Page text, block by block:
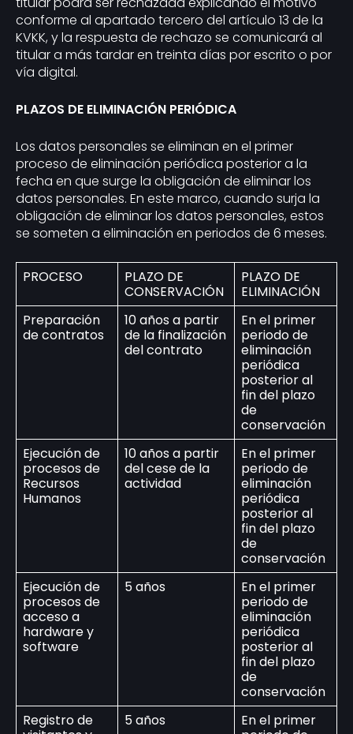
conforme al apartado tercero del artículo 13 de la
KVKK, y la respuesta de rechazo se comunicará al
titular a más tardar en treinta días por escrito o por
vía digital.
PLAZOS DE ELIMINACIÓN PERIÓDICA
Los datos personales se eliminan en el primer
proceso de eliminación periódica posterior a la
fecha en que surge la obligación de eliminar los
datos personales. En este marco, cuando surja la
obligación de eliminar los datos personales, estos
se someten a eliminación en periodos de 6 meses.
PROCESO
PLAZO DE
CONSERVACIÓN
PLAZO DE
ELIMINACIÓN
Preparación
de contratos
10 años a partir
de la finalización
del contrato
En el primer
periodo de
eliminación
periódica
posterior al
fin del plazo
de
conservación
Ejecución de
procesos de
Recursos
Humanos
10 años a partir
del cese de la
actividad
En el primer
periodo de
eliminación
periódica
posterior al
fin del plazo
de
conservación
Ejecución de
procesos de
acceso a
hardware y
software
5 años
En el primer
periodo de
eliminación
periódica
posterior al
fin del plazo
de
conservación
Registro de
5 años
En el primer